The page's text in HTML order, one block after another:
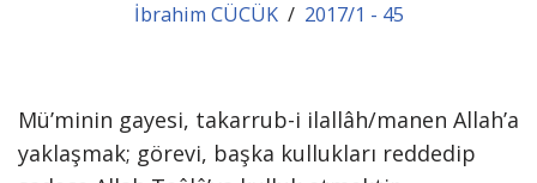
İbrahim CÜCÜK 2017/1 - 45
Mü’minin gayesi, takarrub-i ilallâh/manen Allah’a
yaklaşmak; görevi, başka kullukları reddedip